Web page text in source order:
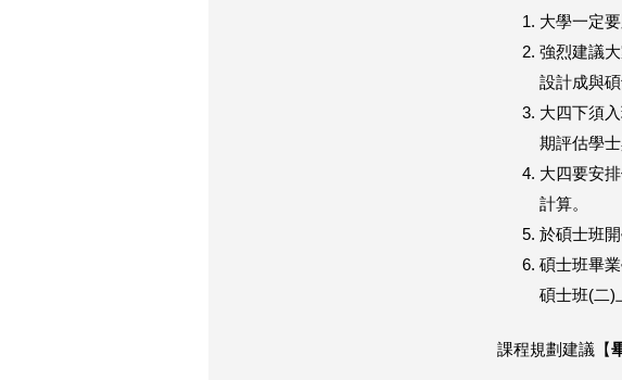
大學一定
強烈建議
設計成與
大四下須
期評估學
大四要安
計算。
於碩士班
碩士班畢
碩士班(二)
課程規劃建議【